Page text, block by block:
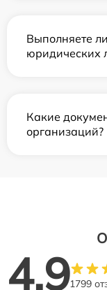
Выполняете
юридических
Какие
организаций?
4.91799